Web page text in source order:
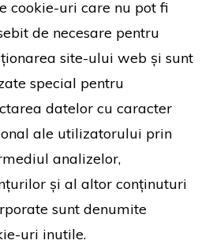
cookie-uri care nu pot fi
de necesare pentru
site-ului web și sunt
special pentru
datelor cu caracter
ale utilizatorului prin
analizelor,
și al altor conținuturi
sunt denumite
uri inutile.